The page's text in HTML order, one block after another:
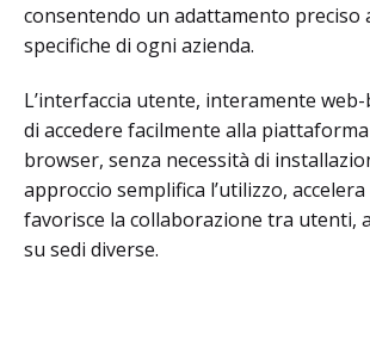
consentendo un adattamento preciso
specifiche di ogni azienda.
L’interfaccia utente, interamente
di accedere facilmente alla
browser, senza necessità di
approccio semplifica l’utilizzo, accelera
favorisce la collaborazione tra utenti,
su sedi diverse.